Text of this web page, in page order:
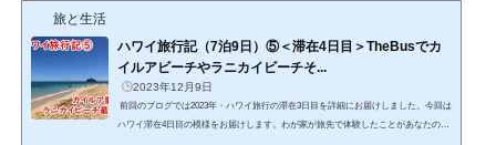
旅と生活
ハワイ旅行記（7泊9日）⑤＜滞在4日目＞TheBusでカ
イルアビーチやラニカイビーチそ...
2023年12月9日
前回のブログでは2023年・ハワイ旅行の滞在3日目を詳細にお届けしました。今回は
ハワイ滞在4日目の模様をお届けします。わが家が旅先で体験したことがあなたのハ